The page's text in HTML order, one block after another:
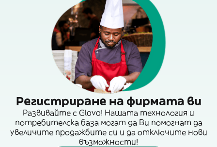
Регистриране на фирмата ви
Развивайте с Glovo! Нашата технология и
потребителска база могат да Ви помогнат да
увеличите продажбите си и да отключите нови
възможности!